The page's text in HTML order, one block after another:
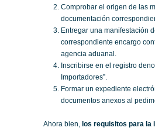
Comprobar el origen de las
documentación
Entregar una manifestación
correspondiente encargo
agencia aduanal.
Inscribirse en el registro
Importadores”.
Formar un expediente
documentos anexos al
Ahora bien, los requisitos para la